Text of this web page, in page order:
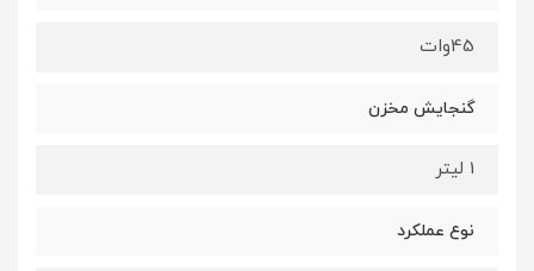
45وات
گنجایش مخزن
1 لیتر
نوع عملکرد